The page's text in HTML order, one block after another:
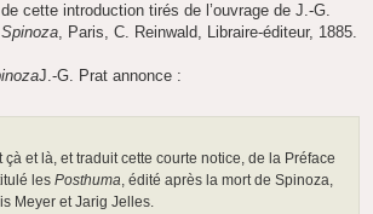
cette introduction tirés de l’ouvrage de J.-G.
, Paris, C. Reinwald, Libraire-éditeur, 1885.
J.-G. Prat annonce :
çà et là, et traduit cette courte notice, de la Préface
les Posthuma, édité après la mort de Spinoza,
Meyer et Jarig Jelles.